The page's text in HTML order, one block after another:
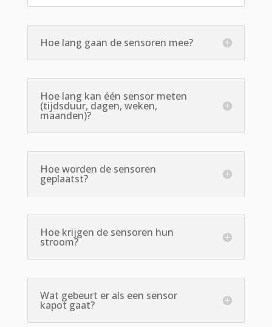
Hoe lang gaan de sensoren mee?
Hoe lang kan één sensor meten
(tijdsduur, dagen, weken,
maanden)?
Hoe worden de sensoren
geplaatst?
Hoe krijgen de sensoren hun
stroom?
Wat gebeurt er als een sensor
kapot gaat?